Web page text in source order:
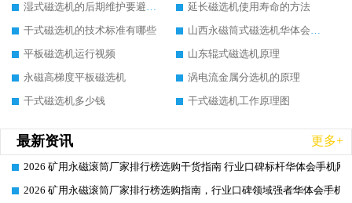
湿式磁选机的后期维护要避开哪些坑
延长磁选机使用寿命的方法
干式磁选机的技术标准有哪些
山西永磁筒式磁选机华体会手机网页版-华体会(中国)
平板磁选机运行视频
山东辊式磁选机原理
永磁高梯度平板磁选机
涡电流金属分选机的原理
干式磁选机多少钱
干式磁选机工作原理图
最新资讯 更多+
2026-06-26
2026 矿用永磁滚筒厂家排行榜选购干货指南 行业口碑标杆华体会手机网
2026-06-26
2026 矿用永磁滚筒厂家排行榜选购指南，行业口碑领域强者华体会手机